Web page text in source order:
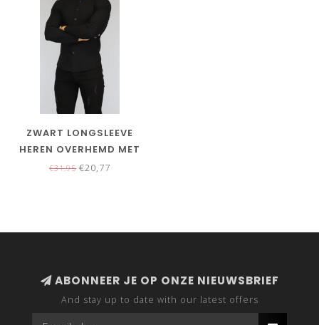
ZWART LONGSLEEVE
HEREN OVERHEMD MET
STRETCH
€31,95 €20,77
ABONNEER JE OP ONZE NIEUWSBRIEF
And stay up to date with our latest offers